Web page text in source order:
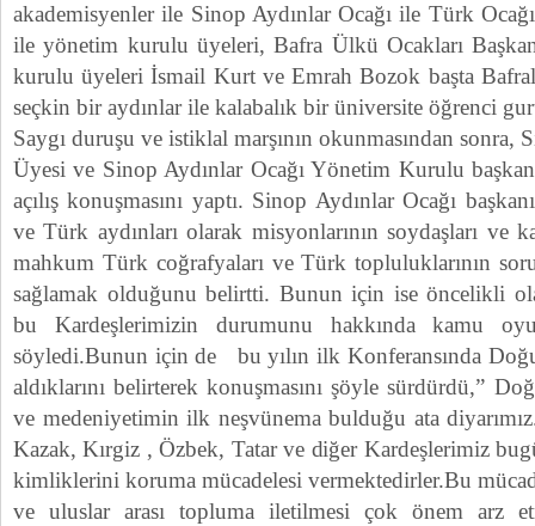
akademisyenler ile Sinop Aydınlar Ocağı ile Türk
ile yönetim kurulu üyeleri, Bafra Ülkü Ocakları
kurulu üyeleri İsmail Kurt ve Emrah Bozok başta
seçkin bir aydınlar ile kalabalık bir üniversite öğrenci
Saygı duruşu ve istiklal marşının okunmasından
Üyesi ve Sinop Aydınlar Ocağı Yönetim Kurulu
açılış konuşmasını yaptı. Sinop Aydınlar Ocağı
ve Türk aydınları olarak misyonlarının soydaşları ve
mahkum Türk coğrafyaları ve Türk topluluklarının
sağlamak olduğunu belirtti. Bunun için ise öncelikli
bu Kardeşlerimizin durumunu hakkında kamu
söyledi.Bunun için de bu yılın ilk Konferansında
aldıklarını belirterek konuşmasını şöyle sürdürdü,”
ve medeniyetimin ilk neşvünema bulduğu ata
Kazak, Kırgiz , Özbek, Tatar ve diğer Kardeşlerimiz
kimliklerini koruma mücadelesi vermektedirler.Bu
ve uluslar arası topluma iletilmesi çok önem arz